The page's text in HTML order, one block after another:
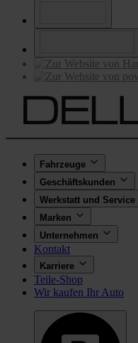
Fahrzeuge
Geschäftskunden
Werkstatt und Service
Marken
Unternehmen
Kontakt
Karriere
Teile-Shop
Wir kaufen Ihr Auto